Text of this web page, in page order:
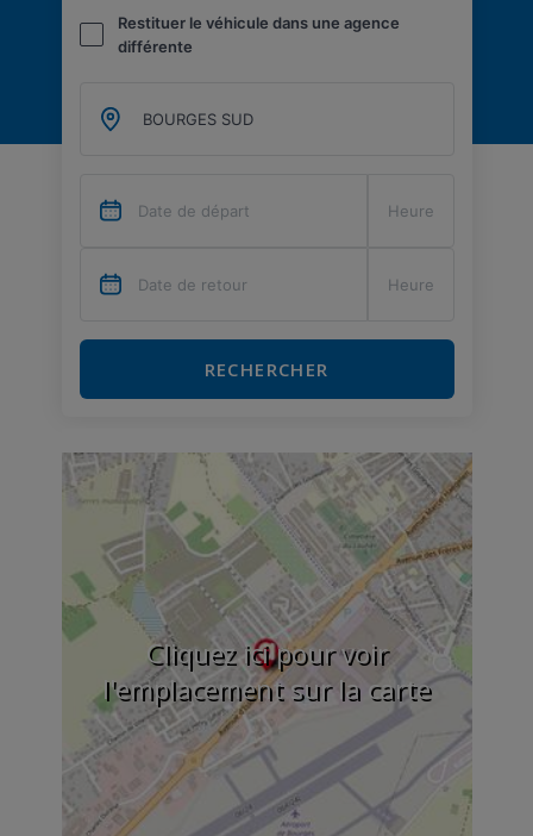
Restituer le véhicule dans une agence
différente
RECHERCHER
Cliquez ici pour voir
l'emplacement sur la carte